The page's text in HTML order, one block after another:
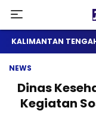
KALIMANTAN
NEWS
Dinas
Kegiatan